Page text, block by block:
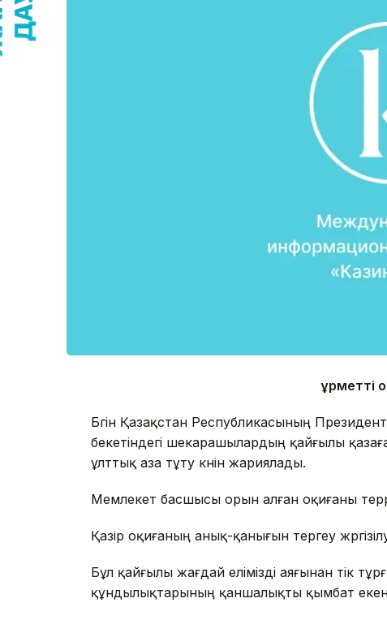
Құрметті
Бүгін Қазақстан Республикасының
бекетіндегі шекарашылардың қайғылы
ұлттық аза тұту күнін жариялады.
Мемлекет басшысы орын алған оқиғаны
Қазір оқиғаның анық-қанығын тергеу
Бұл қайғылы жағдай елімізді аяғынан тік
құндылықтарының қаншалықты қымбат